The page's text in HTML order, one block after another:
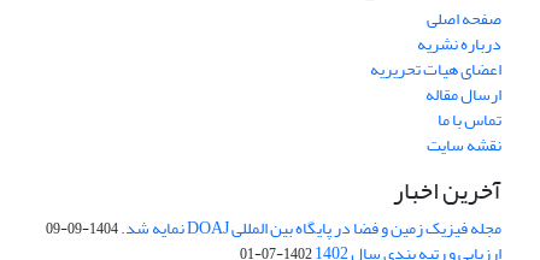
صفحه اصلی
درباره نشریه
اعضای هیات تحریریه
ارسال مقاله
تماس با ما
نقشه سایت
آخرین اخبار
مجله فیزیک زمین و فضا در پایگاه بین المللی DOAJ نمایه شد. 1404-09-09
ارزیابی و رتبه بندی سال 1402 1402-07-01